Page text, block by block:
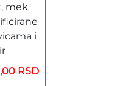
mek
i
RSD